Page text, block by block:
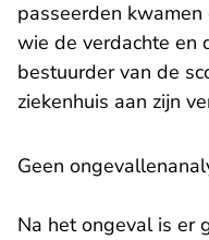
passeerden
wie de verdachte en
bestuurder van de
ziekenhuis aan zijn
Geen
Na het ongeval is er